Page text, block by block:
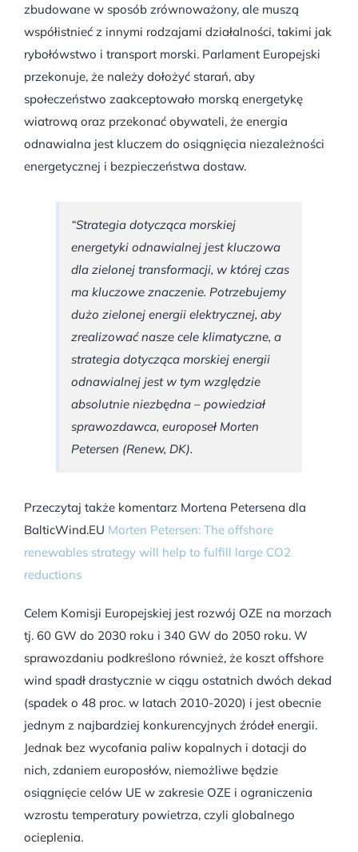
zbudowane w sposób zrównoważony, ale muszą
współistnieć z innymi rodzajami działalności, takimi jak
rybołówstwo i transport morski. Parlament Europejski
przekonuje, że należy dołożyć starań, aby
społeczeństwo zaakceptowało morską energetykę
wiatrową oraz przekonać obywateli, że energia
odnawialna jest kluczem do osiągnięcia niezależności
energetycznej i bezpieczeństwa dostaw.
“Strategia dotycząca morskiej
energetyki odnawialnej jest kluczowa
dla zielonej transformacji, w której czas
ma kluczowe znaczenie. Potrzebujemy
dużo zielonej energii elektrycznej, aby
zrealizować nasze cele klimatyczne, a
strategia dotycząca morskiej energii
odnawialnej jest w tym względzie
absolutnie niezbędna – powiedział
sprawozdawca, europoseł Morten
Petersen (Renew, DK).
Przeczytaj także komentarz Mortena Petersena dla
BalticWind.EU Morten Petersen: The offshore
renewables strategy will help to fulfill large CO2
reductions
Celem Komisji Europejskiej jest rozwój OZE na morzach
tj. 60 GW do 2030 roku i 340 GW do 2050 roku. W
sprawozdaniu podkreślono również, że koszt offshore
wind spadł drastycznie w ciągu ostatnich dwóch dekad
(spadek o 48 proc. w latach 2010-2020) i jest obecnie
jednym z najbardziej konkurencyjnych źródeł energii.
Jednak bez wycofania paliw kopalnych i dotacji do
nich, zdaniem europosłów, niemożliwe będzie
osiągnięcie celów UE w zakresie OZE i ograniczenia
wzrostu temperatury powietrza, czyli globalnego
ocieplenia.